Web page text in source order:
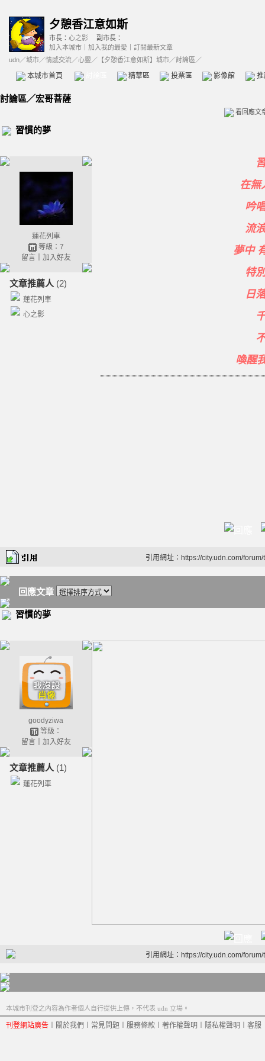
夕憩香江意如斯
市長： 心之影
副市長：
加入本城市
加入我的最愛
訂閱最新文章
udn／城市／情感交流／心靈 ／ 【夕憩香江意如斯】城市／討論區／
本城市首頁 精華區 投票區 影像館
討論區／宏哥菩薩
看回應文
習慣的夢
蓮花列車
等級：7
留言｜ 加入好友
文章推薦人 (2)
蓮花列車
心之影
在無
吟
流
夢中
特
日
喚醒
引用網址：https://city.udn.com/
回應文章
習慣的夢
goodyziwa
等級：
留言｜ 加入好友
文章推薦人 (1)
蓮花列車
引用網址：https://city.udn.com/
本城市刊登之內容為作者個人自行提供上傳，不代表 udn 立場。
刊登網站廣告 關於我們 常見問題 服務條款 著作權聲明 隱私權聲明 客服